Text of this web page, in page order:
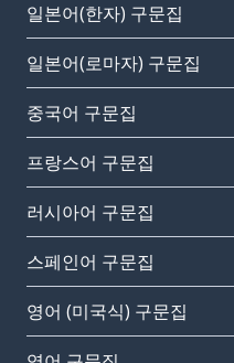
일본어(한자) 구문집
일본어(로마자) 구문집
중국어 구문집
프랑스어 구문집
러시아어 구문집
스페인어 구문집
영어 (미국식) 구문집